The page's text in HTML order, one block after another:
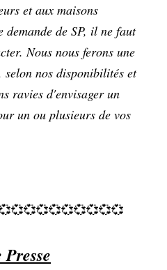
et aux maisons
de SP, il ne faut
Nous nous ferons une
selon nos disponibilités et
ravies d'envisager un
un ou plusieurs de vos